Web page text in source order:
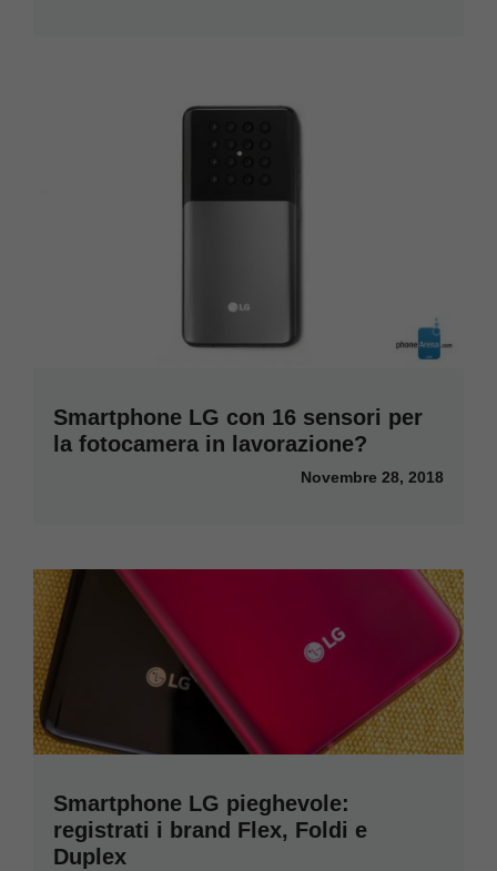
Smartphone LG con 16 sensori per
la fotocamera in lavorazione?
Novembre 28, 2018
Smartphone LG pieghevole:
registrati i brand Flex, Foldi e
Duplex